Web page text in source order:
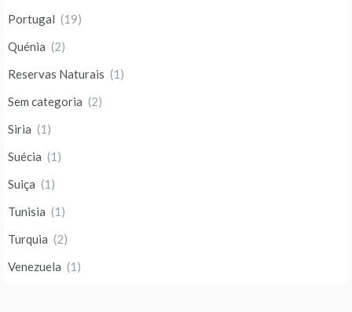
Portugal (19)
Quénia (2)
Reservas Naturais (1)
Sem categoria (2)
Siria (1)
Suécia (1)
Suiça (1)
Tunisia (1)
Turquia (2)
Venezuela (1)